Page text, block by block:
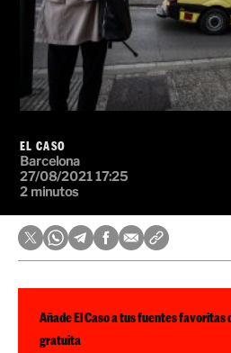
EL CASO
Barcelona
27/08/2021 17:25
2 minutos
Añade El Caso a tus fuentes favoritas
gratuita